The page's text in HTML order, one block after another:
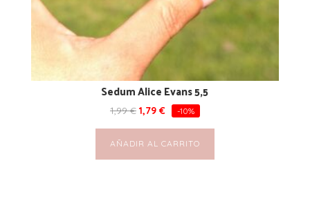
Sedum Alice Evans 5,5
1,99€ 1,79 € -10%
AÑADIR AL CARRITO